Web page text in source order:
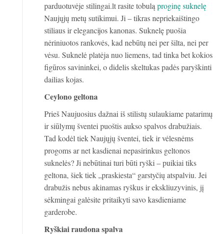
parduotuvėje stilingai.lt rasite tobulą proginę suknelę
Naujųjų metų sutikimui. Ji – tikras nepriekaištingo
stiliaus ir elegancijos kanonas. Suknelę puošia
nėriniuotos rankovės, kad nebūtų nei per šilta, nei per
vėsu. Suknelė platėja nuo liemens, tad tinka bet kokios
figūros savininkei, o didelis skeltukas padės paryškinti
dailias kojas.
Ceylono geltona
Prieš Naujuosius dažnai iš stilistų sulaukiame patarimų
ir siūlymų šventei puoštis aukso spalvos drabužiais.
Tad kodėl tiek Naujųjų šventei, tiek ir vėlesnėms
progoms ar net kasdienai nepasirinkus geltonos
suknelės? Ji nebūtinai turi būti ryški – puikiai tiks
geltona, šiek tiek „praskiesta“ garstyčių atspalviu. Jei
drabužis nebus akinamas ryškus ir ekskliuzyvinis, jį
sėkmingai galėsite pritaikyti savo kasdieniame
garderobe.
Ryškiai raudona spalva